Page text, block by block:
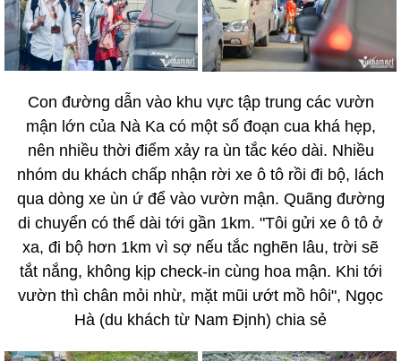
Con đường dẫn vào khu vực tập trung các vườn
mận lớn của Nà Ka có một số đoạn cua khá hẹp,
nên nhiều thời điểm xảy ra ùn tắc kéo dài. Nhiều
nhóm du khách chấp nhận rời xe ô tô rồi đi bộ, lách
qua dòng xe ùn ứ để vào vườn mận. Quãng đường
di chuyển có thể dài tới gần 1km. "Tôi gửi xe ô tô ở
xa, đi bộ hơn 1km vì sợ nếu tắc nghẽn lâu, trời sẽ
tắt nắng, không kịp check-in cùng hoa mận. Khi tới
vườn thì chân mỏi nhừ, mặt mũi ướt mồ hôi", Ngọc
Hà (du khách từ Nam Định) chia sẻ